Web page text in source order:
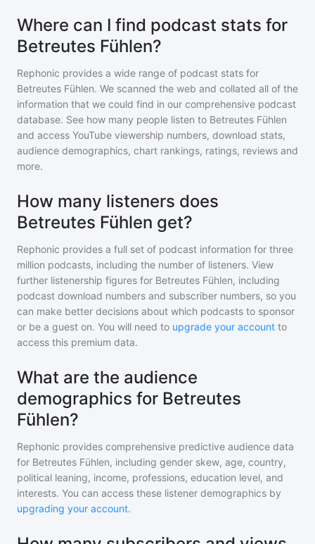
Where can I find podcast stats for
Betreutes Fühlen?
Rephonic provides a wide range of podcast stats for
Betreutes Fühlen. We scanned the web and collated all of the
information that we could find in our comprehensive podcast
database. See how many people listen to Betreutes Fühlen
and access YouTube viewership numbers, download stats,
audience demographics, chart rankings, ratings, reviews and
more.
How many listeners does
Betreutes Fühlen get?
Rephonic provides a full set of podcast information for three
million podcasts, including the number of listeners. View
further listenership figures for Betreutes Fühlen, including
podcast download numbers and subscriber numbers, so you
can make better decisions about which podcasts to sponsor
or be a guest on. You will need to upgrade your account to
access this premium data.
What are the audience
demographics for Betreutes
Fühlen?
Rephonic provides comprehensive predictive audience data
for Betreutes Fühlen, including gender skew, age, country,
political leaning, income, professions, education level, and
interests. You can access these listener demographics by
upgrading your account.